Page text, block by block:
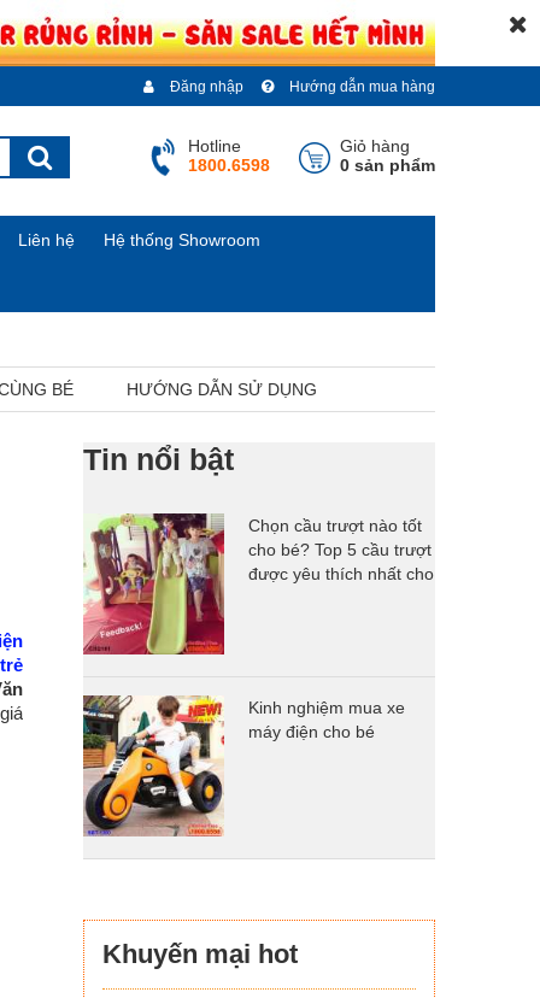
Hướng dẫn mua hàng
Đăng nhập
Giỏ hàng
0 sản phẩm
Hotline
1800.6598
Liên hệ Hệ thống Showroom
BÉ HƯỚNG DẪN SỬ DỤNG
Tin nổi bật
Chọn cầu trượt nào tốt
cho bé? Top 5 cầu trượt
được yêu thích nhất cho
Kinh nghiệm mua xe
máy điện cho bé
Khuyến mại hot